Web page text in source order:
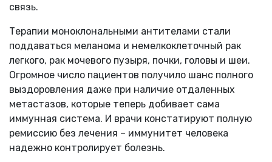
связь.
Терапии моноклональными антителами стали
поддаваться меланома и немелкоклеточный рак
легкого, рак мочевого пузыря, почки, головы и шеи.
Огромное число пациентов получило шанс полного
выздоровления даже при наличие отдаленных
метастазов, которые теперь добивает сама
иммунная система. И врачи констатируют полную
ремиссию без лечения – иммунитет человека
надежно контролирует болезнь.